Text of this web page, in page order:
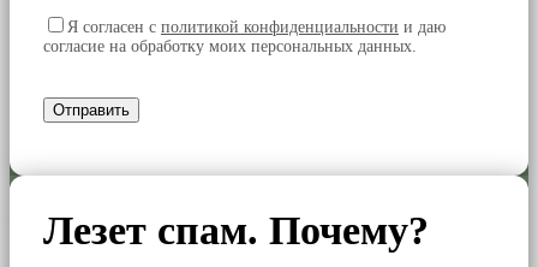
Я согласен с политикой конфиденциальности и даю
согласие на обработку моих персональных данных.
Лезет спам. Почему?